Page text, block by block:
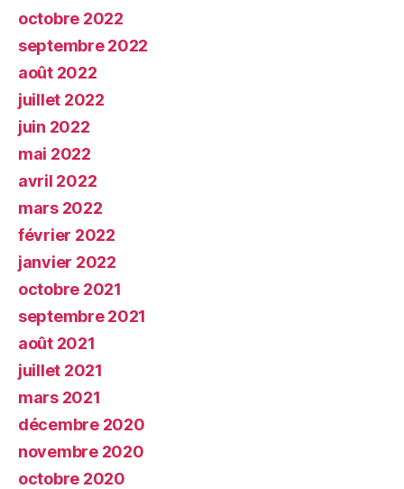
octobre 2022
septembre 2022
août 2022
juillet 2022
juin 2022
mai 2022
avril 2022
mars 2022
février 2022
janvier 2022
octobre 2021
septembre 2021
août 2021
juillet 2021
mars 2021
décembre 2020
novembre 2020
octobre 2020